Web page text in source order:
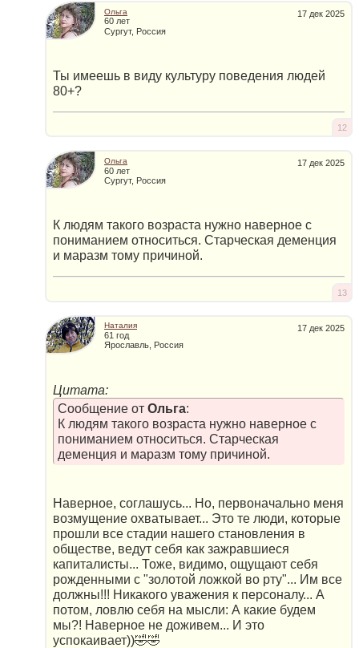
17 дек 2025
Ольга
60 лет
Сургут, Россия
Ты имеешь в виду культуру поведения людей
80+?
12
17 дек 2025
Ольга
60 лет
Сургут, Россия
К людям такого возраста нужно наверное с
пониманием относиться. Старческая деменция
и маразм тому причиной.
13
17 дек 2025
Наталия
61 год
Ярославль, Россия
Цитата:
Сообщение от Ольга:
К людям такого возраста нужно наверное с
пониманием относиться. Старческая
деменция и маразм тому причиной.
Наверное, соглашусь... Но, первоначально меня
возмущение охватывает... Это те люди, которые
прошли все стадии нашего становления в
обществе, ведут себя как зажравшиеся
капиталисты... Тоже, видимо, ощущают себя
рожденными с "золотой ложкой во рту"... Им все
должны!!! Никакого уважения к персоналу... А
потом, ловлю себя на мысли: А какие будем
мы?! Наверное не доживем... И это
успокаивает))🤣🤣